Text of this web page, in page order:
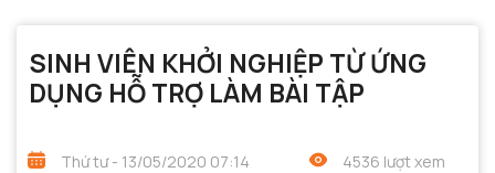
SINH VIÊN KHỞI NGHIỆP TỪ ỨNG
DỤNG HỖ TRỢ LÀM BÀI TẬP
Thứ tư - 13/05/2020 07:14 4536 lượt xem